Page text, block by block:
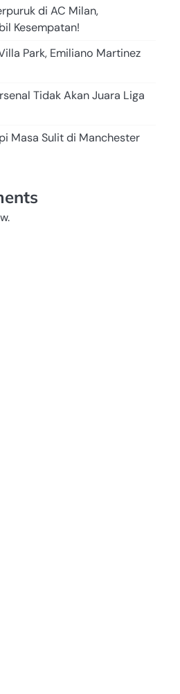
di AC Milan,
Kesempatan!
Park, Emiliano Martinez
Tidak Akan Juara Liga
Masa Sulit di Manchester